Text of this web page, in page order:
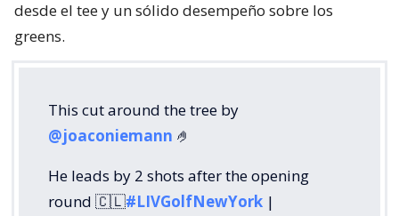
desde el tee y un sólido desempeño sobre los
greens.
This cut around the tree by
@joaconiemann 🤌
He leads by 2 shots after the opening
round 🇨🇱#LIVGolfNewYork |